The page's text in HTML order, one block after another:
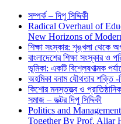
সম্পর্ক – দিপু সিদ্দিকী
Radical Overhaul of
New Horizons of
শিক্ষা সংস্কার: শৃঙ্খলা থেকে
বাংলাদেশের শিক্ষা সংস্কার ও
ভূমিকা: একটি বিশ্লেষণাত্মক
অহমিকা বনাম যৌথতার শক্তি -
কিশোর মনস্তত্ত্ব ও
সমাজ – ডক্টর দিপু সিদ্দিকী
Politics and
Together By Prof. Aliar